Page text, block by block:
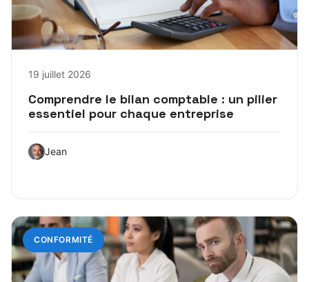
19 juillet 2026
Comprendre le bilan comptable : un pilier
essentiel pour chaque entreprise
Jean
CONFORMITÉ